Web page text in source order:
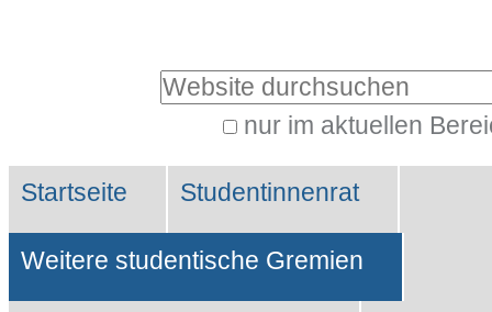
Website durchsuchen
nur im aktuellen
Suche…
Sektionen
Startseite Studentinnenrat
Weitere studentische Gremien